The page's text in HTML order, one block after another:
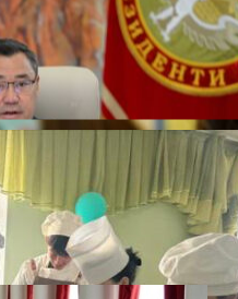
07.08.2026
КЫРГЫЗ ТАРЫХЫ
КӨРКӨМ ТАСМАСЫ
07.08.2026
ПРЕЗИДЕНТ САДЫР
МАМЛЕКЕТТЕРДИН
ЖОЛУГУШТУ
07.08.2026
Абитуриент
ЖОЖДОРГО КАБЫЛ